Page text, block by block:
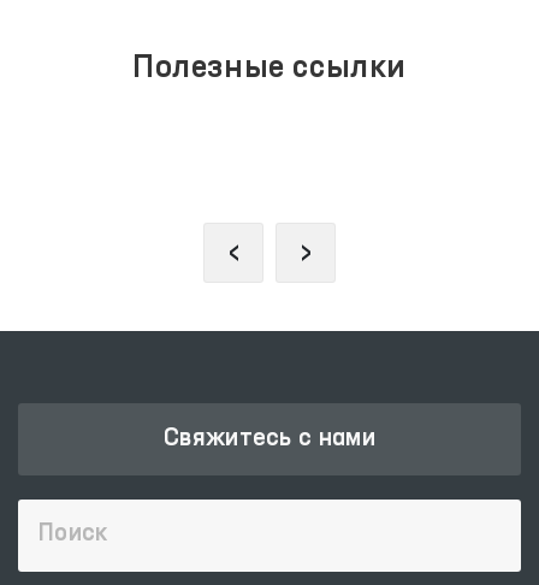
Полезные ссылки
‹ ›
Свяжитесь с нами